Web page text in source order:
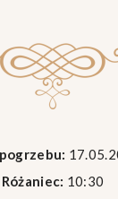
Różaniec: 10:30